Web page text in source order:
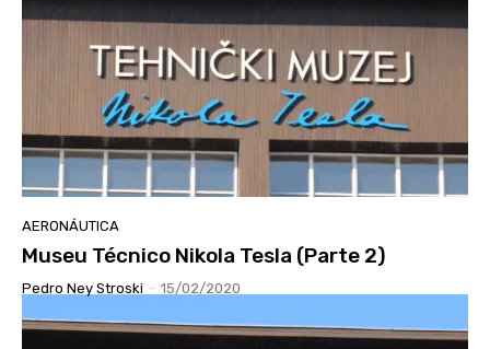
AERONÁUTICA
Museu Técnico Nikola Tesla (Parte 2)
Pedro Ney Stroski - 15/02/2020